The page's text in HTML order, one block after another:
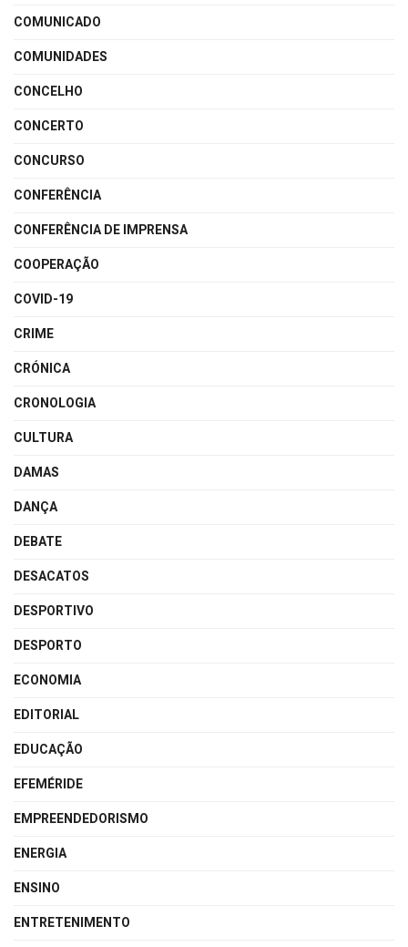
COMUNICADO
COMUNIDADES
CONCELHO
CONCERTO
CONCURSO
CONFERÊNCIA
CONFERÊNCIA DE IMPRENSA
COOPERAÇÃO
COVID-19
CRIME
CRÓNICA
CRONOLOGIA
CULTURA
DAMAS
DANÇA
DEBATE
DESACATOS
DESPORTIVO
DESPORTO
ECONOMIA
EDITORIAL
EDUCAÇÃO
EFEMÉRIDE
EMPREENDEDORISMO
ENERGIA
ENSINO
ENTRETENIMENTO